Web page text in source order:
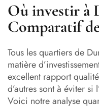
Où investir à
Comparatif
Tous les quartiers de
matière
excellent rapport
d’autres sont à éviter
Voici notre analyse